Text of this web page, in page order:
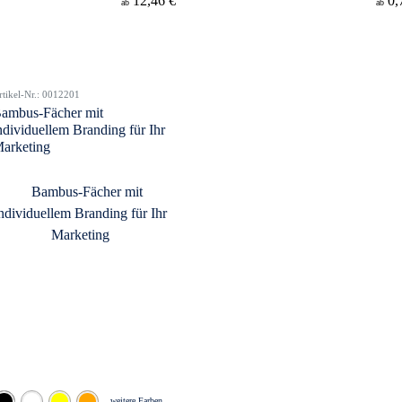
ab ab
Nr.: 0012201
Fächer mit
Branding für Ihr